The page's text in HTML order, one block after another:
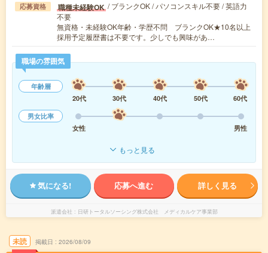
応募資格 職種未経験OK / ブランクOK / パソコンスキル不要 / 英語力
不要
無資格・未経験OK年齢・学歴不問 ブランクOK★10名以上
採用予定履歴書は不要です。少しでも興味があ…
職場の雰囲気
年齢層
20代
30代 40代 50代
60代
男女比率
女性
男性
もっと見る
気になる! 応募へ進む 詳しく見る
派遣会社 日研トータルソーシング株式会社 メディカルケア事業部
未読 掲載日 2026/08/09